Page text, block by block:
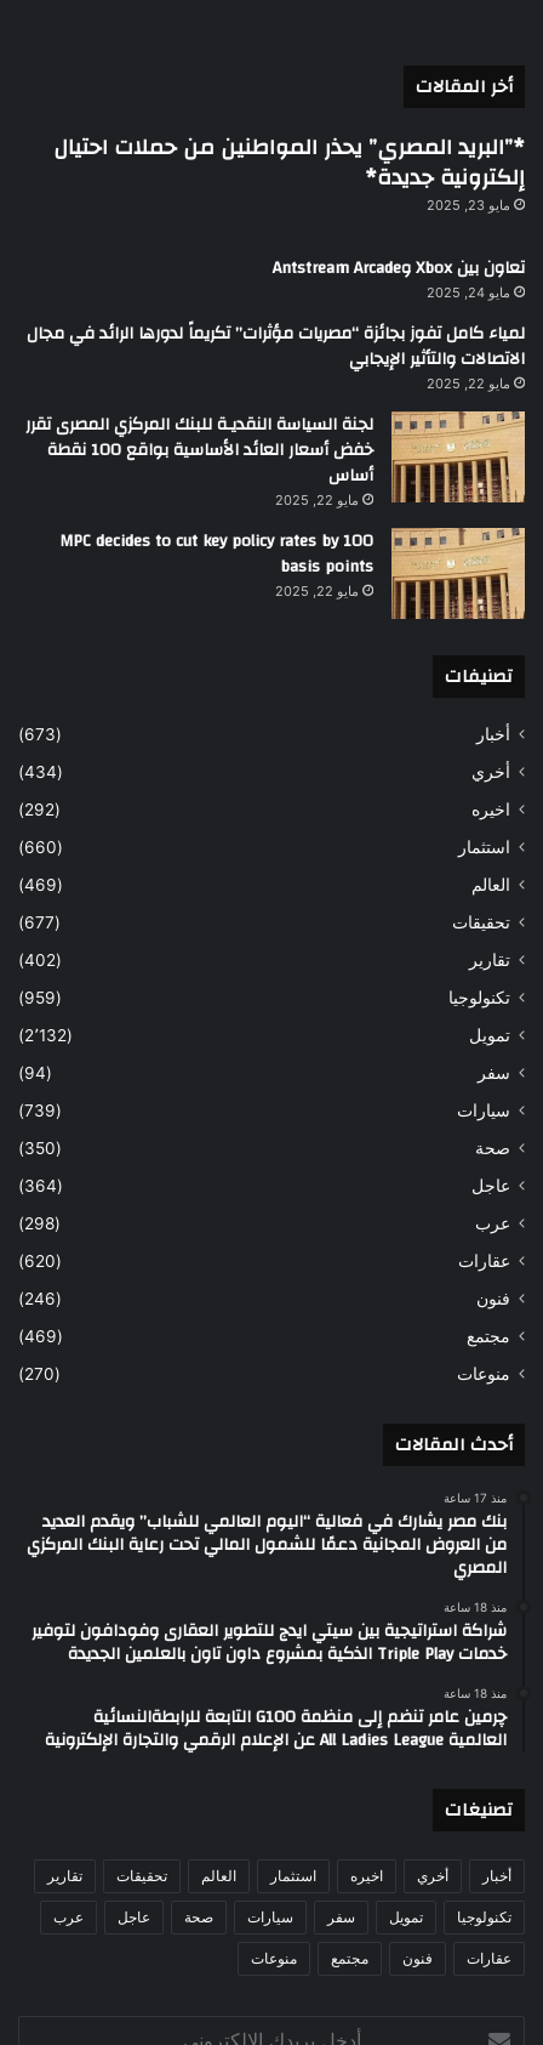
أخر المقالات
*”البريد المصري” يحذر المواطنين من حملات احتيال
إلكترونية جديدة*
مايو 23, 2025
تعاون بين Xbox وAntstream Arcade
مايو 24, 2025
لمياء كامل تفوز بجائزة “مصريات مؤثرات” تكريماً لدورها الرائد في مجال
الاتصالات والتأثير الإيجابي
مايو 22, 2025
لجنة السياسة النقديـة للبنك المركزي المصرى تقرر
خفض أسعار العائد الأساسية بواقع 100 نقطة
أساس
مايو 22, 2025
MPC decides to cut key policy rates by 100
basis points
مايو 22, 2025
تصنيفات
أخبار
(673)
أخري
(434)
اخيره
(292)
استثمار
(660)
العالم
(469)
تحقيقات
(677)
تقارير
(402)
تكنولوجيا
(959)
تمويل
(2٬132)
سفر
(94)
سيارات
(739)
صحة
(350)
عاجل
(364)
عرب
(298)
عقارات
(620)
فنون
(246)
مجتمع
(469)
منوعات
(270)
أحدث المقالات
منذ 17 ساعة
بنك مصر يشارك في فعالية “اليوم العالمي للشباب” ويقدم العديد
من العروض المجانية دعمًا للشمول المالي تحت رعاية البنك المركزي
المصري
منذ 18 ساعة
شراكة استراتيجية بين سيتي ايدج للتطوير العقارى وفودافون لتوفير
خدمات Triple Play الذكية بمشروع داون تاون بالعلمين الجديدة
منذ 18 ساعة
چرمين عامر تنضم إلى منظمة G100 التابعة للرابطةالنسائية
العالمية All Ladies League عن الإعلام الرقمي والتجارة الإلكترونية
تصنيغات
أخبار أخري اخيره استثمار العالم تحقيقات تقارير
تكنولوجيا تمويل سفر سيارات صحة عاجل عرب
عقارات فنون مجتمع منوعات